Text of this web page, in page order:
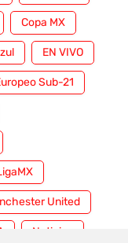
Copa MX
EN VIVO
Sub-21
United
Noticias